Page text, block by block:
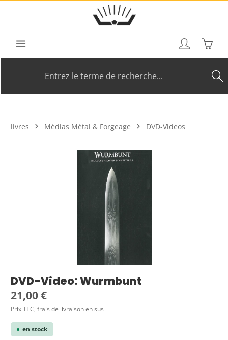
Passer au contenu principal
Le
livres Médias Métal & Forgeage DVD-Videos
Ignorer la galerie d'images
DVD-Video: Wurmbunt
Prix régulier :
21,00 €
Prix TTC, frais de livraison en sus
en stock